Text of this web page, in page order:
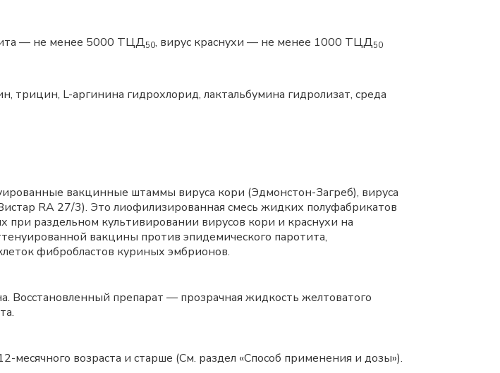
— не менее 5000 ТЦД50, вирус краснухи — не менее 1000 ТЦД50
трицин, L-аргинина гидрохлорид, лактальбумина гидролизат, среда
вакцинные штаммы вируса кори (Эдмонстон-Загреб), вируса
RA 27/3). Это лиофилизированная смесь жидких полуфабрикатов
раздельном культивировании вирусов кори и краснухи на
вакцины против эпидемического паротита,
фибробластов куриных эмбрионов.
Восстановленный препарат — прозрачная жидкость желтоватого
месячного возраста и старше (См. раздел «Способ применения и дозы»).